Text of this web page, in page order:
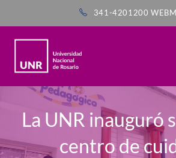
341-4201200
La UNR inauguró
centro de